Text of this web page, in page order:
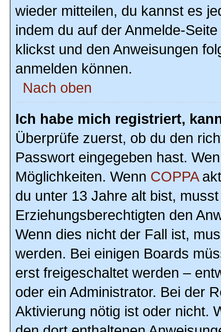
wieder mitteilen, du kannst es
indem du auf der Anmelde-
klickst und den Anweisungen
anmelden können.
Nach oben
Ich habe mich registriert,
Überprüfe zuerst, ob du den
Passwort eingegeben hast.
Möglichkeiten. Wenn COPPA
du unter 13 Jahre alt bist,
Erziehungsberechtigten den
Wenn dies nicht der Fall ist,
werden. Bei einigen Boards
erst freigeschaltet werden –
oder ein Administrator. Bei der
Aktivierung nötig ist oder nicht.